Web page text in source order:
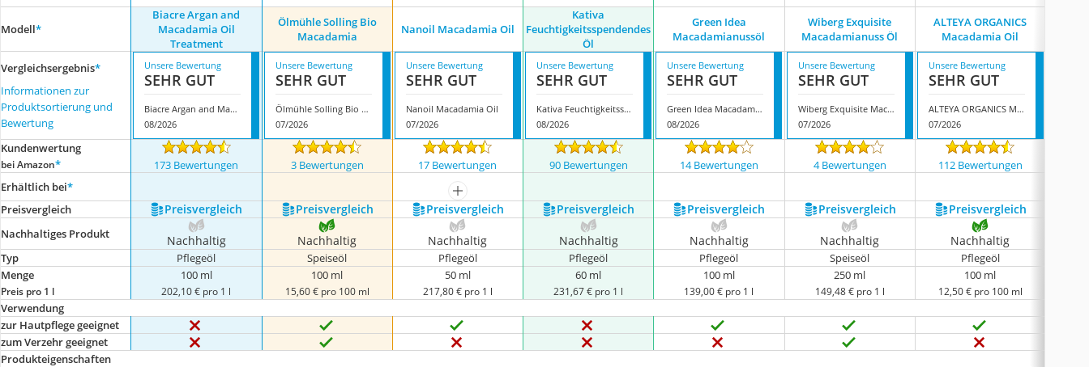
Modell*
Biacre Argan and
Macadamia Oil
Treatment
Ölmühle Solling Bio
Macadamia
Nanoil Macadamia Oil
Kativa
Feuchtigkeitsspendendes
Öl
Green Idea
Macadamianussöl
Wiberg Exquisite
Macadamianuss Öl
ALTEYA ORGANICS
Macadamia Oil
Vergleichsergebnis*
Informationen zur
Produktsortierung und
Bewertung
Unsere Bewertung
SEHR GUT
Biacre Argan and Macadamia Oil Treatment
08/2026
Unsere Bewertung
SEHR GUT
Ölmühle Solling Bio Macadamia
07/2026
Unsere Bewertung
SEHR GUT
Nanoil Macadamia Oil
07/2026
Unsere Bewertung
SEHR GUT
Kativa Feuchtigkeitsspendendes Öl
08/2026
Unsere Bewertung
SEHR GUT
Green Idea Macadamianussöl
08/2026
Unsere Bewertung
SEHR GUT
Wiberg Exquisite Macadamianuss Öl
07/2026
Unsere Bewertung
SEHR GUT
ALTEYA ORGANICS Macadamia Oil
07/2026
Kundenwertung
bei Amazon* 173 Bewertungen 3 Bewertungen 17 Bewertungen 90 Bewertungen 14 Bewertungen 4 Bewertungen 112 Bewertungen
Erhältlich bei*
mehr anzeigen
Preis­vergleich
Preis­vergleich Preis­vergleich Preis­vergleich Preis­vergleich Preis­vergleich Preis­vergleich Preis­vergleich
Nachhaltiges Produkt Nachhaltig Nachhaltig Nachhaltig Nachhaltig Nachhaltig Nachhaltig Nachhaltig
Typ Pflegeöl Speiseöl Pflegeöl Pflegeöl Pflegeöl Speiseöl
Pflegeöl
Menge
Preis pro 1 l
100 ml
202,10 € pro 1 l
100 ml
15,60 € pro 100 ml
50 ml
217,80 € pro 1 l
60 ml
231,67 € pro 1 l
100 ml
139,00 € pro 1 l
250 ml
149,48 € pro 1 l
100 ml
12,50 € pro 100 ml
Verwendung
zur Hautpflege geeignet
zum Verzehr geeignet
Produkteigenschaften